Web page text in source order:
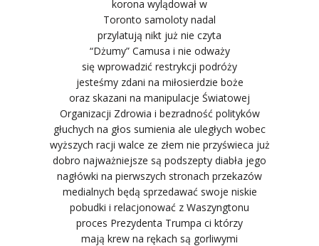
korona wylądował w
Toronto samoloty nadal
przylatują nikt już nie czyta
“Dżumy” Camusa i nie odważy
się wprowadzić restrykcji podróży
jesteśmy zdani na miłosierdzie boże
oraz skazani na manipulacje Światowej
Organizacji Zdrowia i bezradność polityków
głuchych na głos sumienia ale uległych wobec
wyższych racji walce ze złem nie przyświeca już
dobro najważniejsze są podszepty diabła jego
nagłówki na pierwszych stronach przekazów
medialnych będą sprzedawać swoje niskie
pobudki i relacjonować z Waszyngtonu
proces Prezydenta Trumpa ci którzy
mają krew na rękach są gorliwymi